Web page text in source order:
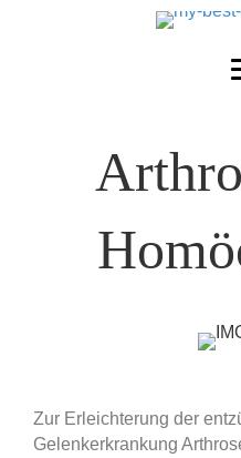
Zur Erleichterung der
Gelenkerkrankung